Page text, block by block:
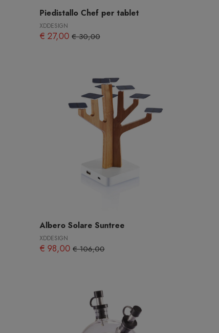
Piedistallo Chef per tablet
XDDESIGN
€ 27,00€ 30,00
Albero Solare Suntree
XDDESIGN
€ 98,00€ 106,00